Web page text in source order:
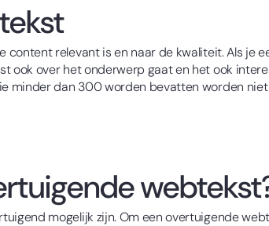
relevant is en naar de kwaliteit. Als je
ook over het onderwerp gaat en het ook
minder dan 300 worden bevatten worden
mogelijk zijn. Om een overtuigende